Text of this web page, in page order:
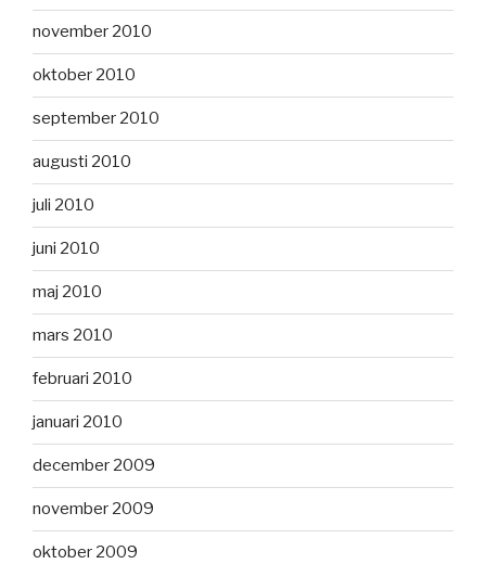
november 2010
oktober 2010
september 2010
augusti 2010
juli 2010
juni 2010
maj 2010
mars 2010
februari 2010
januari 2010
december 2009
november 2009
oktober 2009